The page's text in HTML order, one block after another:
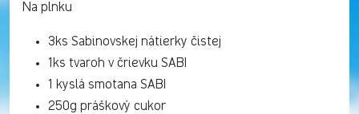
Na plnku
3ks Sabinovskej nátierky čistej
1ks tvaroh v črievku SABI
1 kyslá smotana SABI
250g práškový cukor